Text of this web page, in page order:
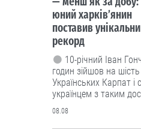
юний харків’янин
поставив
рекорд
10-річний Іван
годин зійшов на
Українських Карпат
українцем з таким
08.08